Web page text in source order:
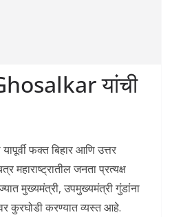
यांची
फक्त बिहार आणि उत्तर
महाराष्ट्रातील जनता प्रत्यक्ष
मुख्यमंत्री, उपमुख्यमंत्री गुंडांना
कुरघोडी करण्यात व्यस्त आहे.